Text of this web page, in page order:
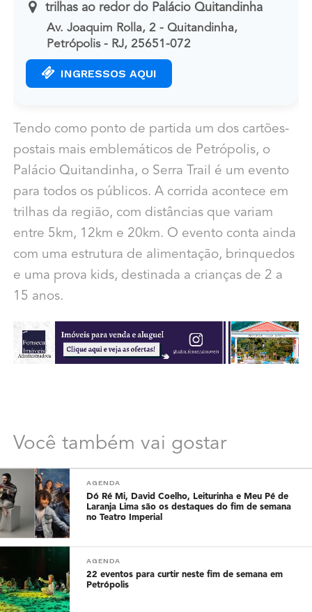
trilhas ao redor do Palácio Quitandinha
Av. Joaquim Rolla, 2 - Quitandinha,
Petrópolis - RJ, 25651-072
INGRESSOS AQUI
Tendo como ponto de partida um dos cartões-
postais mais emblemáticos de Petrópolis, o
Palácio Quitandinha, o Serra Trail é um evento
para todos os públicos. A corrida acontece em
trilhas da região, com distâncias que variam
entre 5km, 12km e 20km. O evento conta ainda
com uma estrutura de alimentação, brinquedos
e uma prova kids, destinada a crianças de 2 a
15 anos.
Você também vai gostar
AGENDA
Dó Ré Mi, David Coelho, Leiturinha e Meu Pé de
Laranja Lima são os destaques do fim de semana
no Teatro Imperial
AGENDA
22 eventos para curtir neste fim de semana em
Petrópolis